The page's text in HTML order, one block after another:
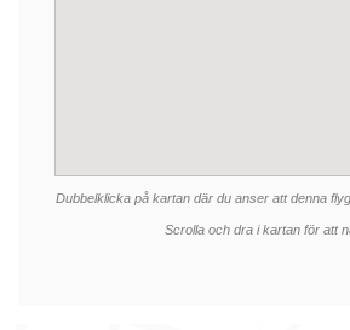
Dubbelklicka på kartan där du anser att denna
Scrolla och dra i kartan för att